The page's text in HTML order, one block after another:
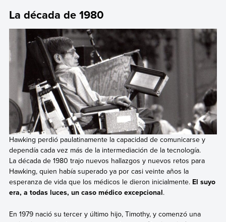
La década de 1980
Hawking perdió paulatinamente la capacidad de comunicarse y
dependía cada vez más de la intermediación de la tecnología.
La década de 1980 trajo nuevos hallazgos y nuevos retos para
Hawking, quien había superado ya por casi veinte años la
esperanza de vida que los médicos le dieron inicialmente. El suyo
era, a todas luces, un caso médico excepcional.
En 1979 nació su tercer y último hijo, Timothy, y comenzó una